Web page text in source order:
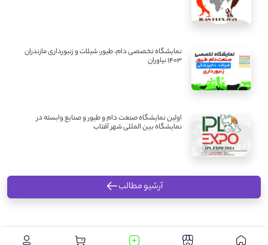
نمایشگاه تخصصی دام، طیور، شیلات و زنبورداری مازندران
1403 نیاوران
اولین نمایشگاه صنعت دام و طیور و صنایع وابسته در
نمایشگاه بین المللی شهر آفتاب
آرشیو مطالب